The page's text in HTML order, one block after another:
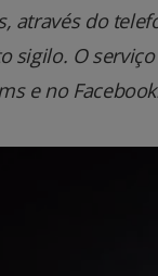
através do
sigilo. O
e no